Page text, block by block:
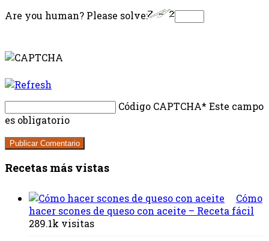
Are you human? Please solve:
Código CAPTCHA* Este campo
es obligatorio
Recetas más vistas
Cómo
hacer scones de queso con aceite – Receta fácil
289.1k visitas